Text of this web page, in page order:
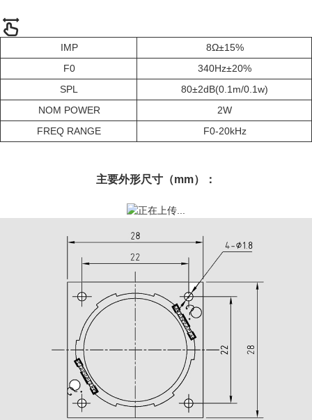
IMP
8Ω±15%
F0
340Hz±20%
SPL
80±2dB(0.1m/0.1w)
NOM POWER
2W
FREQ RANGE
F0-20kHz
主要外形尺寸（mm）：